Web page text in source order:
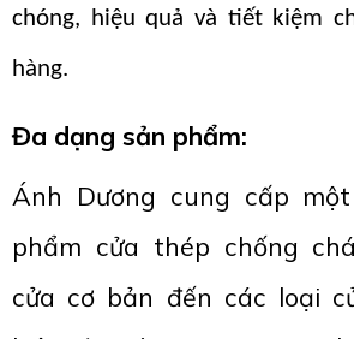
chóng, hiệu quả và tiết kiệm
hàng.
Đa dạng sản phẩm:
Ánh Dương cung cấp
phẩm cửa thép chống
cửa cơ bản đến các loại